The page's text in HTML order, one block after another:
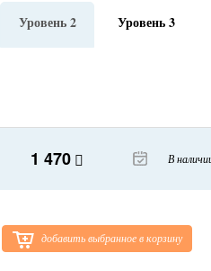
Уровень 2 Уровень 3
1 470 В
добавить выбранное в корзину